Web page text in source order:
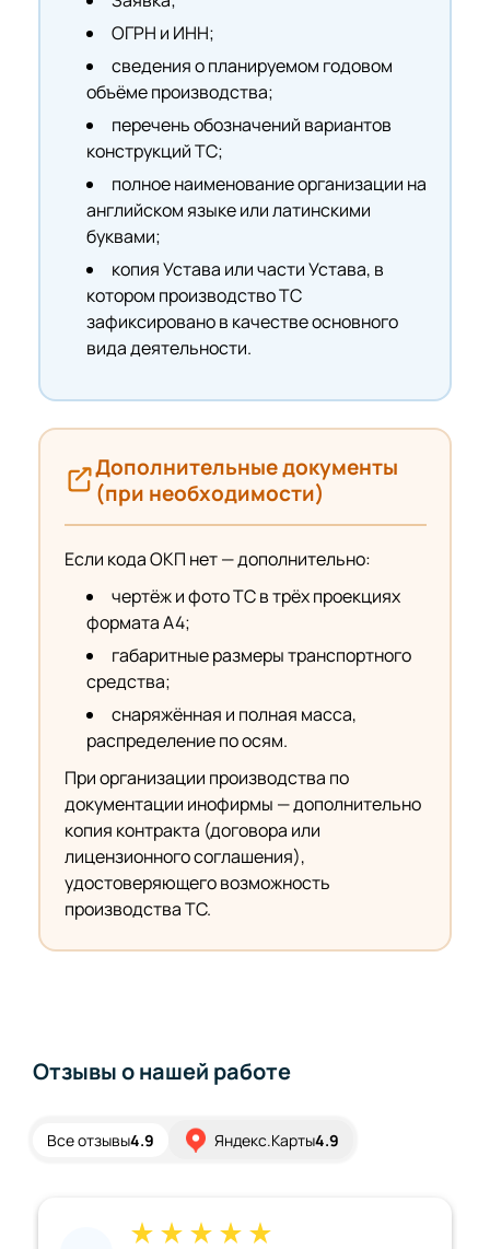
ОГРН и ИНН;
сведения о планируемом годовом
объёме производства;
перечень обозначений вариантов
конструкций ТС;
полное наименование организации на
английском языке или латинскими
буквами;
копия Устава или части Устава, в
котором производство ТС
зафиксировано в качестве основного
вида деятельности.
Дополнительные документы
(при необходимости)
Если кода ОКП нет — дополнительно:
чертёж и фото ТС в трёх проекциях
формата А4;
габаритные размеры транспортного
средства;
снаряжённая и полная масса,
распределение по осям.
При организации производства по
документации инофирмы — дополнительно
копия контракта (договора или
лицензионного соглашения),
удостоверяющего возможность
производства ТС.
Отзывы о нашей работе
Все отзывы4.9 Яндекс.Карты4.9